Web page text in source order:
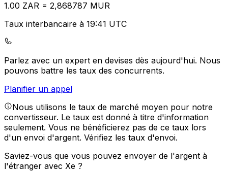
1.00 ZAR = 2,868787 MUR
Taux interbancaire à 19:41 UTC
Parlez avec un expert en devises dès aujourd'hui. Nous
pouvons battre les taux des concurrents.
Planifier un appel
Nous utilisons le taux de marché moyen pour notre
convertisseur. Le taux est donné à titre d'information
seulement. Vous ne bénéficierez pas de ce taux lors
d'un envoi d'argent. Vérifiez les taux d'envoi.
Saviez-vous que vous pouvez envoyer de l'argent à
l'étranger avec Xe ?